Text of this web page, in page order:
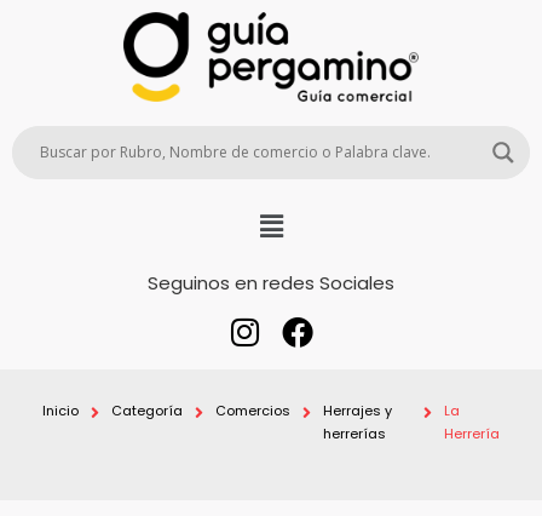
Seguinos en redes Sociales
Inicio Categoría Comercios
Herrajes y
herrerías
La
Herrería